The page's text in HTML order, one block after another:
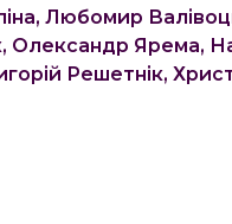
Любомир
Ярема,
Решетнік,